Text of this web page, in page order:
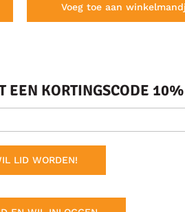
Voeg toe aan
KORTINGSCODE
LID WORDEN!